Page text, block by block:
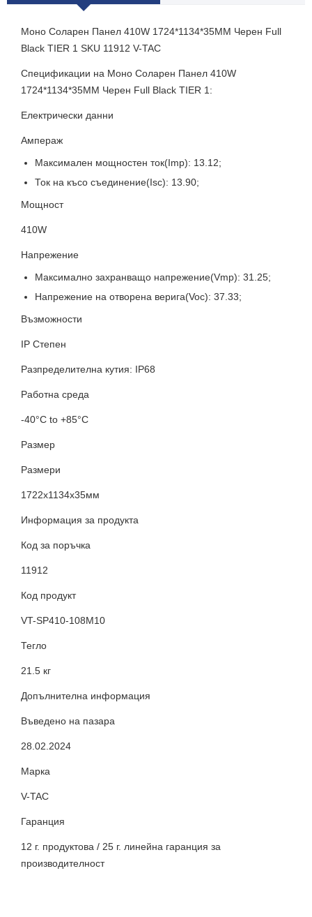
Моно Соларен Панел 410W 1724*1134*35MM Черен Full
Black TIER 1 SKU 11912 V-TAC
Спецификации на Моно Соларен Панел 410W
1724*1134*35MM Черен Full Black TIER 1:
Електрически данни
Ампераж
Максимален мощностен ток(Imp): 13.12;
Ток на късо съединение(Isc): 13.90;
Мощност
410W
Напрежение
Максимално захранващо напрежение(Vmp): 31.25;
Напрежение на отворена верига(Voc): 37.33;
Възможности
IP Степен
Разпределителна кутия: IP68
Работна среда
-40°C to +85°C
Размер
Размери
1722x1134x35мм
Информация за продукта
Код за поръчка
11912
Код продукт
VT-SP410-108M10
Тегло
21.5 кг
Допълнителна информация
Въведено на пазара
28.02.2024
Марка
V-TAC
Гаранция
12 г. продуктова / 25 г. линейна гаранция за
производителност